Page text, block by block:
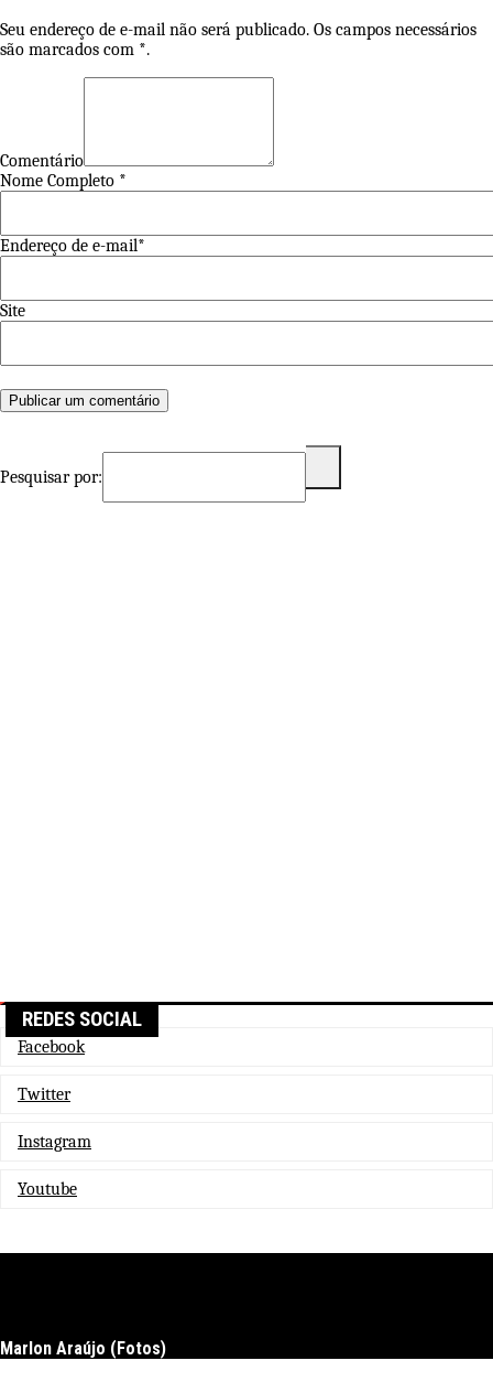
Seu endereço de e-mail não será publicado. Os campos necessários
são marcados com *.
Comentário
Nome Completo *
Endereço de e-mail*
Site
Pesquisar por:
REDES SOCIAL
Facebook
Twitter
Instagram
Youtube
Marlon Araújo (Fotos)